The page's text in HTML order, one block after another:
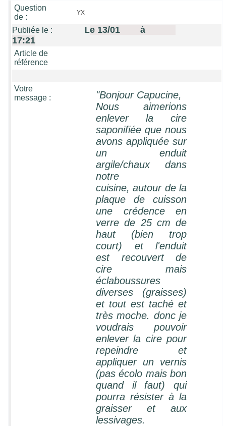
Question
de :
YX
Publiée le : Le 13/01 à
17:21
Article de
référence
Votre
message :
"Bonjour Capucine,
Nous aimerions
enlever la cire
saponifiée que nous
avons appliquée sur
un enduit
argile/chaux dans
notre
cuisine, autour de la
plaque de cuisson
une crédence en
verre de 25 cm de
haut (bien trop
court) et l'enduit
est recouvert de
cire mais
éclaboussures
diverses (graisses)
et tout est taché et
très moche. donc je
voudrais pouvoir
enlever la cire pour
repeindre et
appliquer un vernis
(pas écolo mais bon
quand il faut) qui
pourra résister à la
graisser et aux
lessivages.